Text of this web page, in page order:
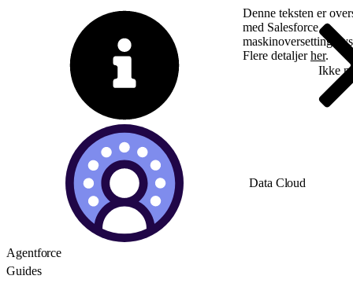
Denne teksten er
med Salesforce
Flere detaljerher.
Ikke
Data Cloud
Agentforce
Guides